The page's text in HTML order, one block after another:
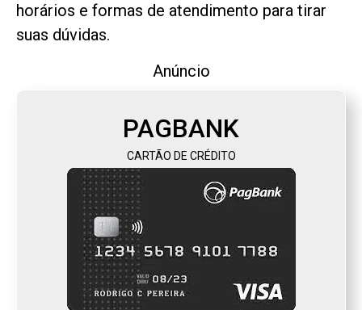
horários e formas de atendimento para tirar
suas dúvidas.
Anúncio
PAGBANK
CARTÃO DE CRÉDITO